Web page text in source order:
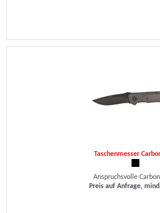
Taschenmesser
Anspruchsvolle
Preis auf Anfrage,